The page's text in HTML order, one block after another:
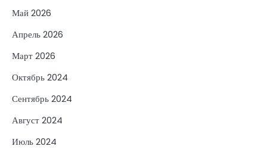
Май 2026
Апрель 2026
Март 2026
Октябрь 2024
Сентябрь 2024
Август 2024
Июль 2024